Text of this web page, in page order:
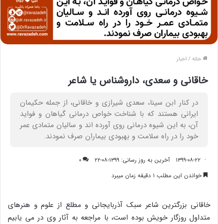
خانه / اخبار
خاقانی و سعدی، داروشناس یا شاعر
در کنار ابن سینا، سعدی شیرازی و خاقانی، از جمله حکیمان
ایرانی هستند که با شناخت خواص درمانی گیاهان و فواید
آن، به این شیوه درمانی روی آورده اند و سالیان متمادی عمر
خود را در راه سلامت و بهبودی بیماران صرف نمودند.
۱۳۹۹-۰۸-۲۲ آخرین به روز رسانی: ۱۳۹۹-۰۸-۲۲
۰
خواندن این مطلب ۱ دقیقه زمان میبرد
خاقانی بزرگترین شاعر سبک آذربایجانی و مطلع از علوم و هنرهای
متداول روزگار خویش بوده است، با مراجعه به آثار وی در می یابیم